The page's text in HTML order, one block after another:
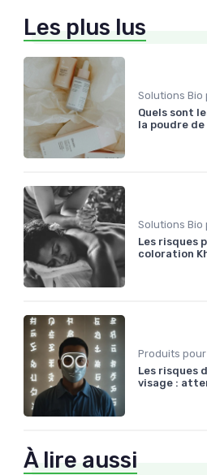
Les plus lus
Quels sont
la poudre de
Les risques
coloration
Les risques
visage :
À lire aussi